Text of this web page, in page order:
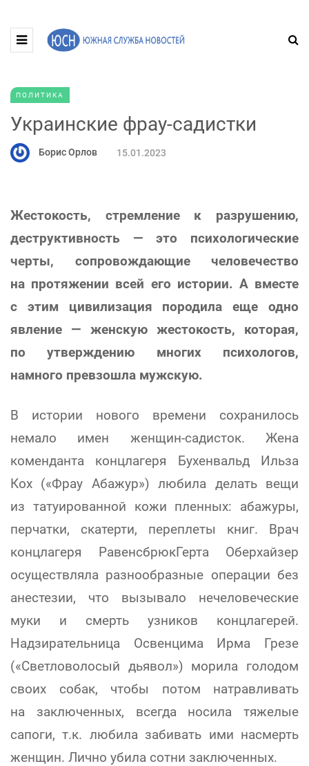
ПОЛИТИКА
Украинские фрау-садистки
Борис Орлов 15.01.2023
Жестокость, стремление к разрушению,
деструктивность — это психологические
черты, сопровождающие человечество
на протяжении всей его истории. А вместе
с этим цивилизация породила еще одно
явление — женскую жестокость, которая,
по утверждению многих психологов,
намного превзошла мужскую.
В истории нового времени сохранилось
немало имен женщин-садисток. Жена
коменданта концлагеря Бухенвальд Ильза
Кох («Фрау Абажур») любила делать вещи
из татуированной кожи пленных: абажуры,
перчатки, скатерти, переплеты книг. Врач
концлагеря РавенсбрюкГерта Оберхайзер
осуществляла разнообразные операции без
анестезии, что вызывало нечеловеческие
муки и смерть узников концлагерей.
Надзирательница Освенцима Ирма Грезе
(«Светловолосый дьявол») морила голодом
своих собак, чтобы потом натравливать
на заключенных, всегда носила тяжелые
сапоги, т.к. любила забивать ими насмерть
женщин. Лично убила сотни заключенных.